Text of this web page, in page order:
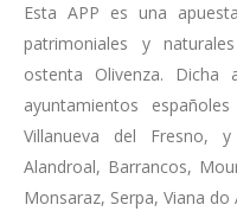
Esta APP es una
patrimoniales y
ostenta Olivenza. Dicha
ayuntamientos
Villanueva del Fresno,
Alandroal, Barrancos,
Monsaraz, Serpa, Viana do